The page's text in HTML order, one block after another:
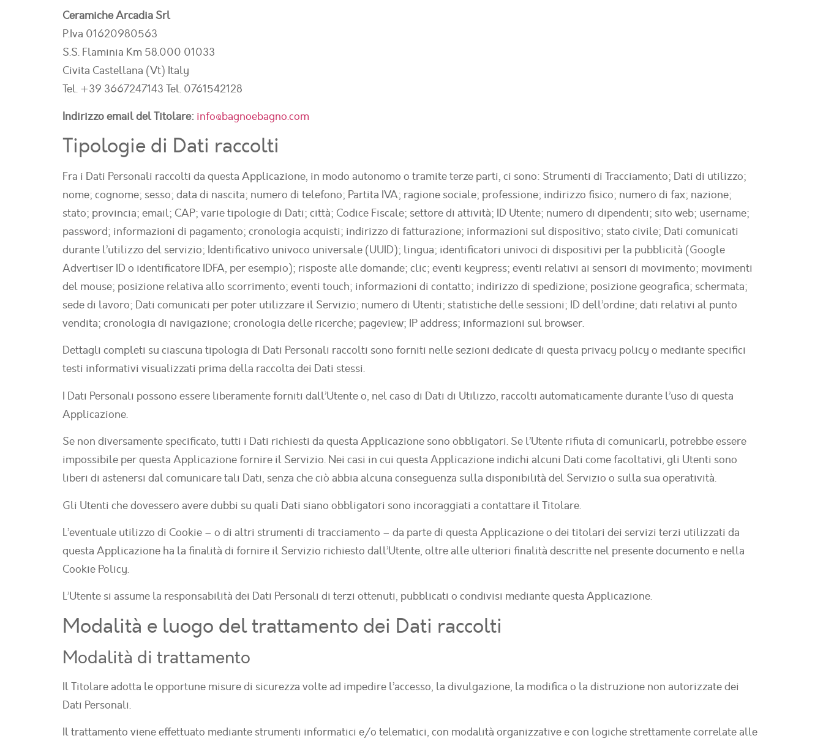
Ceramiche Arcadia Srl
P.Iva 01620980563
S.S. Flaminia Km 58.000 01033
Civita Castellana (Vt) Italy
Tel. +39 3667247143 Tel. 0761542128
Indirizzo email del Titolare: info@bagnoebagno.com
Tipologie di Dati raccolti
Fra i Dati Personali raccolti da questa Applicazione, in modo autonomo o tramite terze parti, ci sono: Strumenti di Tracciamento; Dati di utilizzo;
nome; cognome; sesso; data di nascita; numero di telefono; Partita IVA; ragione sociale; professione; indirizzo fisico; numero di fax; nazione;
stato; provincia; email; CAP; varie tipologie di Dati; città; Codice Fiscale; settore di attività; ID Utente; numero di dipendenti; sito web; username;
password; informazioni di pagamento; cronologia acquisti; indirizzo di fatturazione; informazioni sul dispositivo; stato civile; Dati comunicati
durante l’utilizzo del servizio; Identificativo univoco universale (UUID); lingua; identificatori univoci di dispositivi per la pubblicità (Google
Advertiser ID o identificatore IDFA, per esempio); risposte alle domande; clic; eventi keypress; eventi relativi ai sensori di movimento; movimenti
del mouse; posizione relativa allo scorrimento; eventi touch; informazioni di contatto; indirizzo di spedizione; posizione geografica; schermata;
sede di lavoro; Dati comunicati per poter utilizzare il Servizio; numero di Utenti; statistiche delle sessioni; ID dell’ordine; dati relativi al punto
vendita; cronologia di navigazione; cronologia delle ricerche; pageview; IP address; informazioni sul browser.
Dettagli completi su ciascuna tipologia di Dati Personali raccolti sono forniti nelle sezioni dedicate di questa privacy policy o mediante specifici
testi informativi visualizzati prima della raccolta dei Dati stessi.
I Dati Personali possono essere liberamente forniti dall’Utente o, nel caso di Dati di Utilizzo, raccolti automaticamente durante l’uso di questa
Applicazione.
Se non diversamente specificato, tutti i Dati richiesti da questa Applicazione sono obbligatori. Se l’Utente rifiuta di comunicarli, potrebbe essere
impossibile per questa Applicazione fornire il Servizio. Nei casi in cui questa Applicazione indichi alcuni Dati come facoltativi, gli Utenti sono
liberi di astenersi dal comunicare tali Dati, senza che ciò abbia alcuna conseguenza sulla disponibilità del Servizio o sulla sua operatività.
Gli Utenti che dovessero avere dubbi su quali Dati siano obbligatori sono incoraggiati a contattare il Titolare.
L’eventuale utilizzo di Cookie – o di altri strumenti di tracciamento – da parte di questa Applicazione o dei titolari dei servizi terzi utilizzati da
questa Applicazione ha la finalità di fornire il Servizio richiesto dall’Utente, oltre alle ulteriori finalità descritte nel presente documento e nella
Cookie Policy.
L’Utente si assume la responsabilità dei Dati Personali di terzi ottenuti, pubblicati o condivisi mediante questa Applicazione.
Modalità e luogo del trattamento dei Dati raccolti
Modalità di trattamento
Il Titolare adotta le opportune misure di sicurezza volte ad impedire l’accesso, la divulgazione, la modifica o la distruzione non autorizzate dei
Dati Personali.
Il trattamento viene effettuato mediante strumenti informatici e/o telematici, con modalità organizzative e con logiche strettamente correlate alle